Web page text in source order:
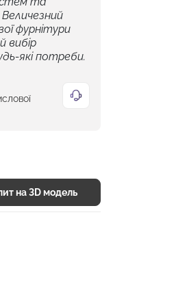
фурнітури
вибір
які потреби.
на 3D модель